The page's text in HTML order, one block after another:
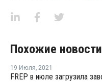
Похожие новости
19 Июля, 2021